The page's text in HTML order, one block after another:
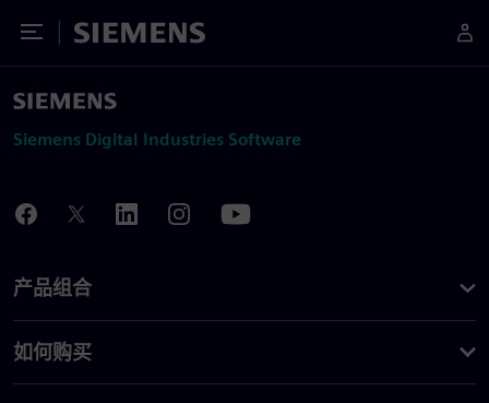
Toggle Menu
Siemens
Siemens Digital Industries Software
产品组合
如何购买